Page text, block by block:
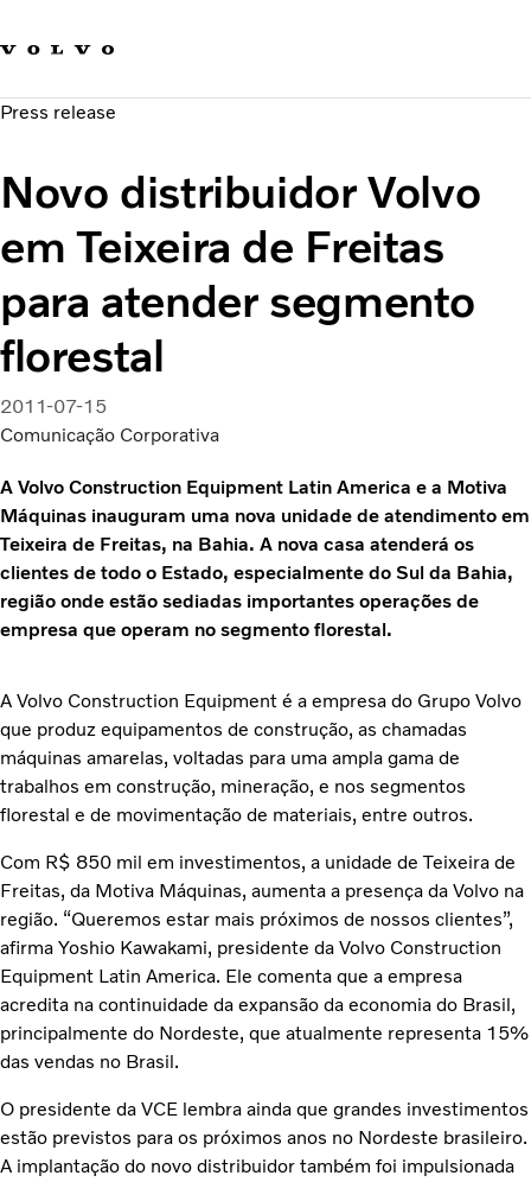
Carreira
Sustentabilidade e Segurança
Press release
Novo distribuidor Volvo
em Teixeira de Freitas
para atender segmento
florestal
2011-07-15
Comunicação Corporativa
A Volvo Construction Equipment Latin America e a Motiva
Máquinas inauguram uma nova unidade de atendimento em
Teixeira de Freitas, na Bahia. A nova casa atenderá os
clientes de todo o Estado, especialmente do Sul da Bahia,
região onde estão sediadas importantes operações de
empresa que operam no segmento florestal.
A Volvo Construction Equipment é a empresa do Grupo Volvo
que produz equipamentos de construção, as chamadas
máquinas amarelas, voltadas para uma ampla gama de
trabalhos em construção, mineração, e nos segmentos
florestal e de movimentação de materiais, entre outros.
Com R$ 850 mil em investimentos, a unidade de Teixeira de
Freitas, da Motiva Máquinas, aumenta a presença da Volvo na
região. “Queremos estar mais próximos de nossos clientes”,
afirma Yoshio Kawakami, presidente da Volvo Construction
Equipment Latin America. Ele comenta que a empresa
acredita na continuidade da expansão da economia do Brasil,
principalmente do Nordeste, que atualmente representa 15%
das vendas no Brasil.
O presidente da VCE lembra ainda que grandes investimentos
estão previstos para os próximos anos no Nordeste brasileiro.
A implantação do novo distribuidor também foi impulsionada